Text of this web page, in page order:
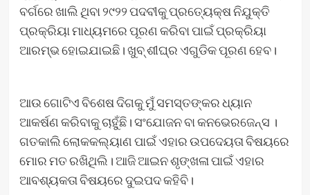
ବର୍ଗରେ ଖାଲି ଥିବା ୨୯୨୨ ପଦବୀକୁ ପ୍ରତ୍ୟେକ୍ଷ ନିଯୁକ୍ତି
ପ୍ରକ୍ରିୟା ମାଧ୍ୟମରେ ପୂରଣ କରିବା ପାଇଁ ପ୍ରକ୍ରିୟା
ଆରମ୍ଭ ହୋଇଯାଇଛି। ଖୁବ୍‌ ଶୀଘ୍ର ଏଗୁଡିକ ପୂରଣ ହେବ।
ଆଉ ଗୋଟିଏ ବିଶେଷ ଦିଗକୁ ମୁଁ ସମସ୍ତଙ୍କର ଧ୍ୟାନ
ଆକର୍ଷଣ କରିବାକୁ ଚାହୁଁଛି। ସଂଯୋଜନ ବା କନଭେରଜେନ୍ସ ।
ଗତକାଲି ଲୋକକଲ୍ୟାଣ ପାଇଁ ଏହାର ଉପଦେୟତା ବିଷୟରେ
ମୋର ମତ ରଖିଥିଲି। ଆଜି ଆଇନ ଶୃଙ୍ଖଳା ପାଇଁ ଏହାର
ଆବଶ୍ୟକତା ବିଷୟରେ ଦୁଇପଦ କହିବି।